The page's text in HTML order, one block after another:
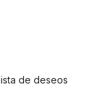
de deseos